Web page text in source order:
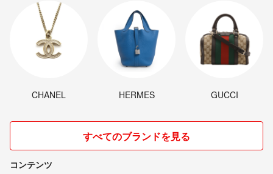
CHANEL HERMES GUCCI
すべてのブランドを見る
コンテンツ